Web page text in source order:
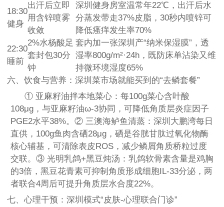
18:30
健身
出汗后立即
用含锌喷雾
收敛
深圳健身房室温常年22℃，出汗后水
分蒸发带走37%皮脂，30秒内喷锌可
降低瘙痒发生率70%
22:30
睡前
2%水杨酸足
套封包30分
钟
套内加一张深圳产“纳米保湿膜”，透
湿率800g/m²·24h，既防床单沾染又维
持微环境湿度65%
六、饮食与营养：深圳菜市场就能买到的“去鳞套餐”
① 亚麻籽油拌本地菜心：每100g菜心含叶酸
108μg，与亚麻籽油ω-3协同，可降低角质层炎症因子
PGE2水平38%。② 三澳海鲈鱼清蒸：深圳大鹏湾每日
直供，100g鱼肉含硒28μg，硒是谷胱甘肽过氧化物酶
核心辅基，可清除表皮ROS，减少鳞屑角质桥粒过度
交联。③ 光明乳鸽+黑豆炖汤：乳鸽软骨素含量是鸡胸
的3倍，黑豆花青素可抑制角质形成细胞IL-33分泌，两
者联合4周后可提升角质层水合度22%。
七、心理干预：深圳模式“皮肤-心理联合门诊”